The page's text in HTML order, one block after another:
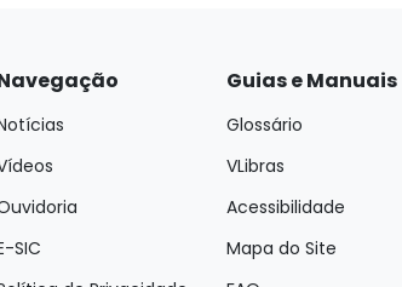
SIC
Guias e Manuais
Glossário
VLibras
Acessibilidade
Mapa do Site